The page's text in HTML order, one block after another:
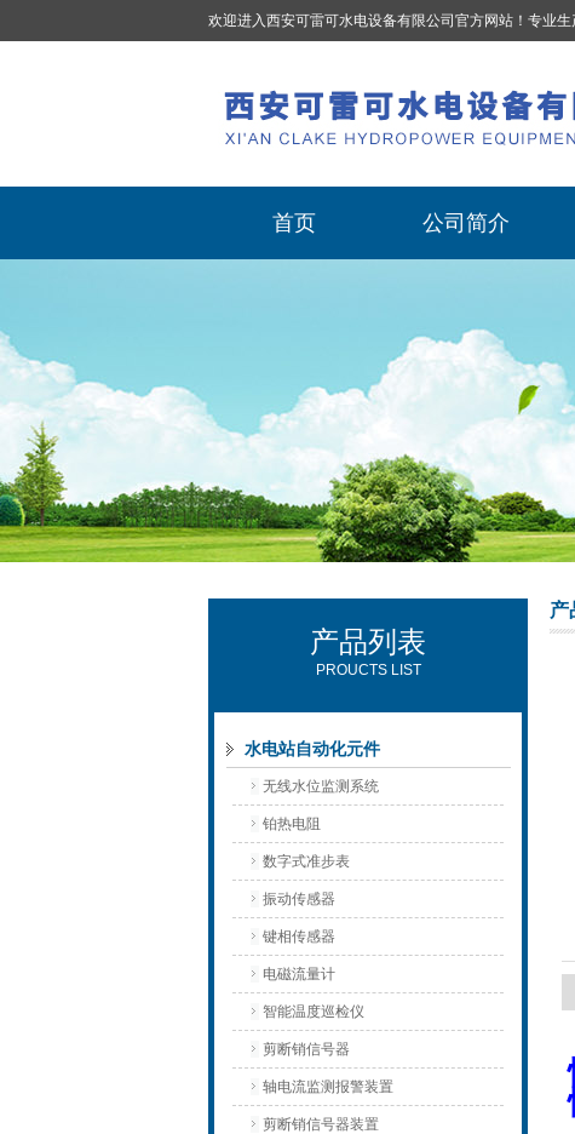
欢迎进入西安可雷可水电设备有限公司官方网站！专业生
西安可雷可水电设备有限公司
首页 公司简介
产品列表
PROUCTS LIST
水电站自动化元件
无线水位监测系统
铂热电阻
数字式准步表
振动传感器
键相传感器
电磁流量计
智能温度巡检仪
剪断销信号器
轴电流监测报警装置
剪断销信号器装置
产